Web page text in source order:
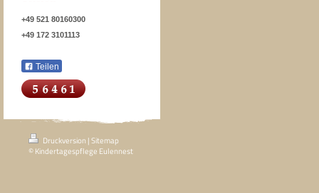
+49 521 80160300
+49 172 3101113
Teilen
Druckversion |Sitemap
© Kindertagespflege Eulennest